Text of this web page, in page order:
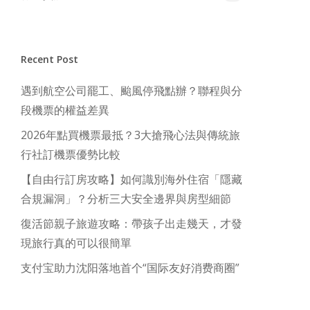
Recent Post
遇到航空公司罷工、颱風停飛點辦？聯程與分
段機票的權益差異
2026年點買機票最抵？3大搶飛心法與傳統旅
行社訂機票優勢比較
【自由行訂房攻略】如何識別海外住宿「隱藏
合規漏洞」？分析三大安全邊界與房型細節
復活節親子旅遊攻略：帶孩子出走幾天，才發
現旅行真的可以很簡單
支付宝助力沈阳落地首个“国际友好消费商圈”